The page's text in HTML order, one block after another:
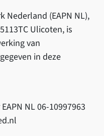
Nederland (EAPN NL),
Ulicoten, is
van
in deze
NL 06-10997963